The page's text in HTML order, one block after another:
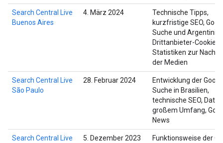
Search Central Live
Buenos Aires
4. März 2024
Technische Tipps,
kurzfristige SEO,
Suche und
Drittanbieter-Cookies,
Statistiken zur
der Medien
Search Central Live
São Paulo
28. Februar 2024
Entwicklung der
Suche in Brasilien,
technische SEO,
großem Umfang,
News
Search Central Live
5. Dezember 2023
Funktionsweise der